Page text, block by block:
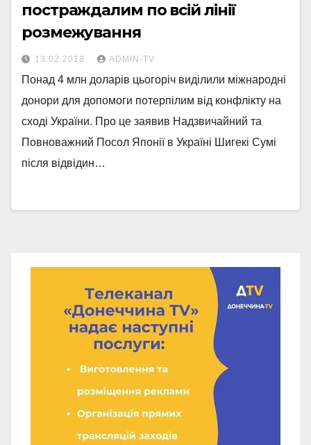
постраждалим по всій лінії
розмежування
13.02.2018 ADMIN-TV
Понад 4 млн доларів цьогоріч виділили міжнародні
донори для допомоги потерпілим від конфлікту на
сході України. Про це заявив Надзвичайний та
Повноважний Посол Японії в Україні Шигекі Сумі
після відвідин…